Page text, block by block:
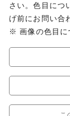
さい。色目につ
げ前にお問い合
※ 画像の色目に